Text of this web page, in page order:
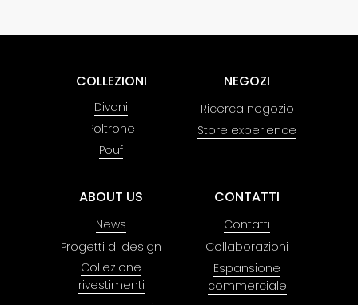
COLLEZIONI
Divani
Poltrone
Pouf
NEGOZI
Ricerca negozio
Store experience
ABOUT US
News
Progetti di design
Collezione
rivestimenti
CONTATTI
Contatti
Collaborazioni
Espansione
commerciale